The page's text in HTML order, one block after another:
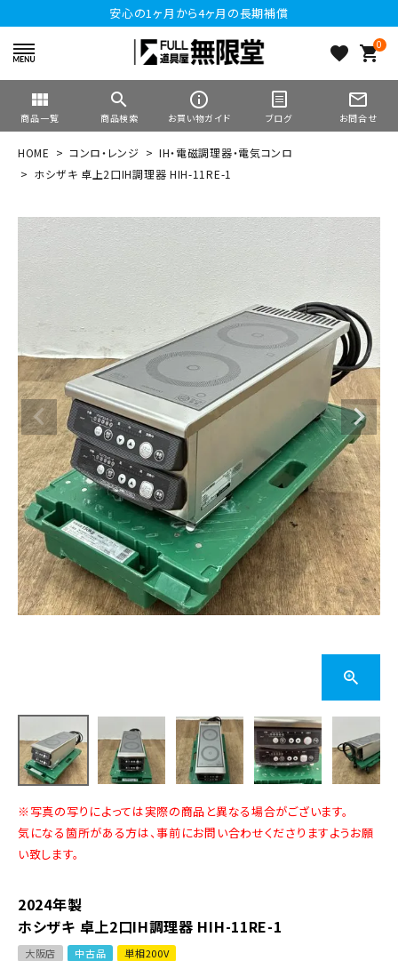
安心の1ヶ月から4ヶ月の長期補償
favorite 0
shopping_cart
view_module
商品一覧
search
商品検索
info_outline
お買い物ガイド ブログ
mail_outline
お問合せ
HOME コンロ・レンジ
IH・電磁調理器・電気コンロ
ホシザキ 卓上2口IH調理器 HIH-11RE-1
※写真の写りによっては実際の商品と異なる場合がございます。
気になる箇所がある方は、事前にお問い合わせくださりますようお願
い致します。
2024年製
ホシザキ 卓上2口IH調理器 HIH-11RE-1
大阪店 中古品 単相200V